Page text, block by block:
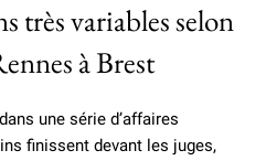
très variables selon
à Brest
une série d’affaires
finissent devant les juges,